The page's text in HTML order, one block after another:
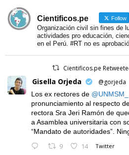
Cientificos.pe Follow
Organización civil sin fines de
actividades pro educación,
en el Perú. #RT no es
Cientificos.pe
Gisella Orjeda @gorjeda
Los ex rectores de @UNMSM_
pronunciamiento al respecto
rectora Sra Jeri Ramón de
a Asamblea universitaria con
“Mandato de autoridades”.
9 14 Twitter